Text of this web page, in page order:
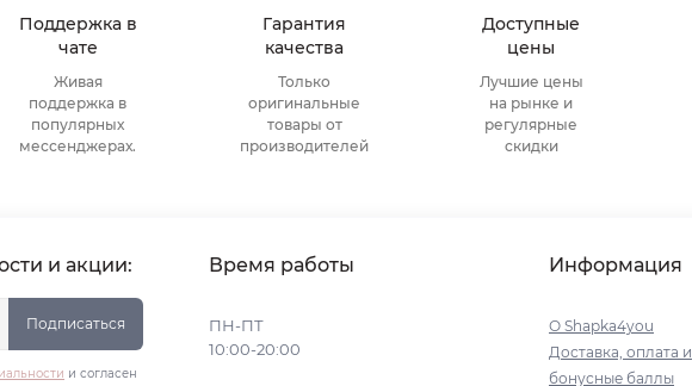
Поддержка в
чате
Живая
поддержка в
популярных
мессенджерах.
Гарантия
качества
Только
оригинальные
товары от
производителей
Доступные
цены
Лучшие цены
на рынке и
регулярные
скидки
и акции:
Подписаться
и согласен
Время работы
ПН-ПТ
10:00-20:00
Информация
О Shapka4you
Доставка, оплата и
бонусные баллы